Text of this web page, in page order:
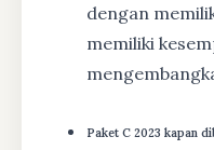
dengan
memiliki
Paket C 2023 kapan